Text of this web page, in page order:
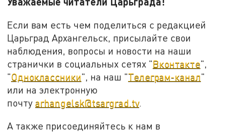
Если вам есть чем поделиться с редакцией
Царьград Архангельск, присылайте свои
наблюдения, вопросы и новости на наши
странички в социальных сетях "Вконтакте",
"Одноклассники", на наш "Телеграм-канал"
или на электронную
почтуarhangelsk@tsargrad.tv.
А также присоединяйтесь к нам в